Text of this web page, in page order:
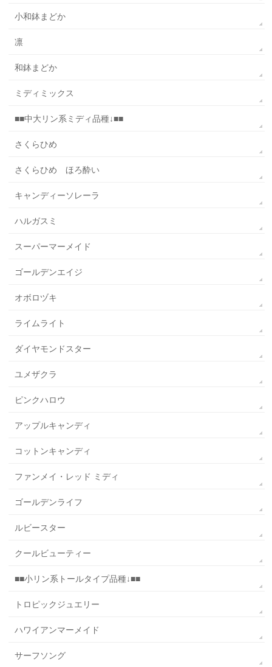
小和鉢まどか
凛
和鉢まどか
ミディミックス
■■中大リン系ミディ品種↓■■
さくらひめ
さくらひめ ほろ酔い
キャンディーソレーラ
ハルガスミ
スーパーマーメイド
ゴールデンエイジ
オボロヅキ
ライムライト
ダイヤモンドスター
ユメザクラ
ピンクハロウ
アップルキャンディ
コットンキャンディ
ファンメイ・レッド ミディ
ゴールデンライフ
ルビースター
クールビューティー
■■小リン系トールタイプ品種↓■■
トロピックジュエリー
ハワイアンマーメイド
サーフソング